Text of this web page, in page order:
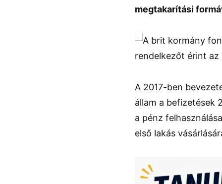
megtakarítási
A 2017-ben
állam a befizetések
a pénz
első lakás